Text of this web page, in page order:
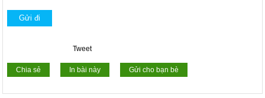
Tweet
Chia sẻ In bài này Gửi cho bạn bè